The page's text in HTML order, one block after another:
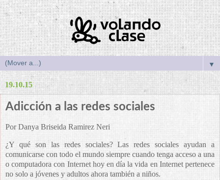
▼
19.10.15
Adicción a las redes sociales
Por Danya Briseida Ramirez Neri
¿Y qué son las redes sociales? Las redes sociales ayudan a
comunicarse con todo el mundo siempre cuando tenga acceso a una
o computadora con Internet hoy en día la vida en Internet pertenece
no solo a jóvenes y adultos ahora también a niños.